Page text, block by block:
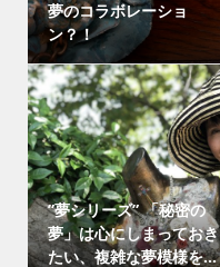
夢のコラボレーショ
ン？！
”夢シリーズ” 「秘密の
夢」は心にしまっておき
たい、複雑な夢模様を...